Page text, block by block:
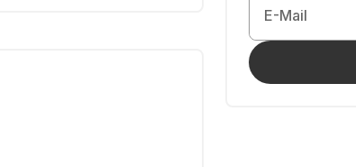
E-Mail